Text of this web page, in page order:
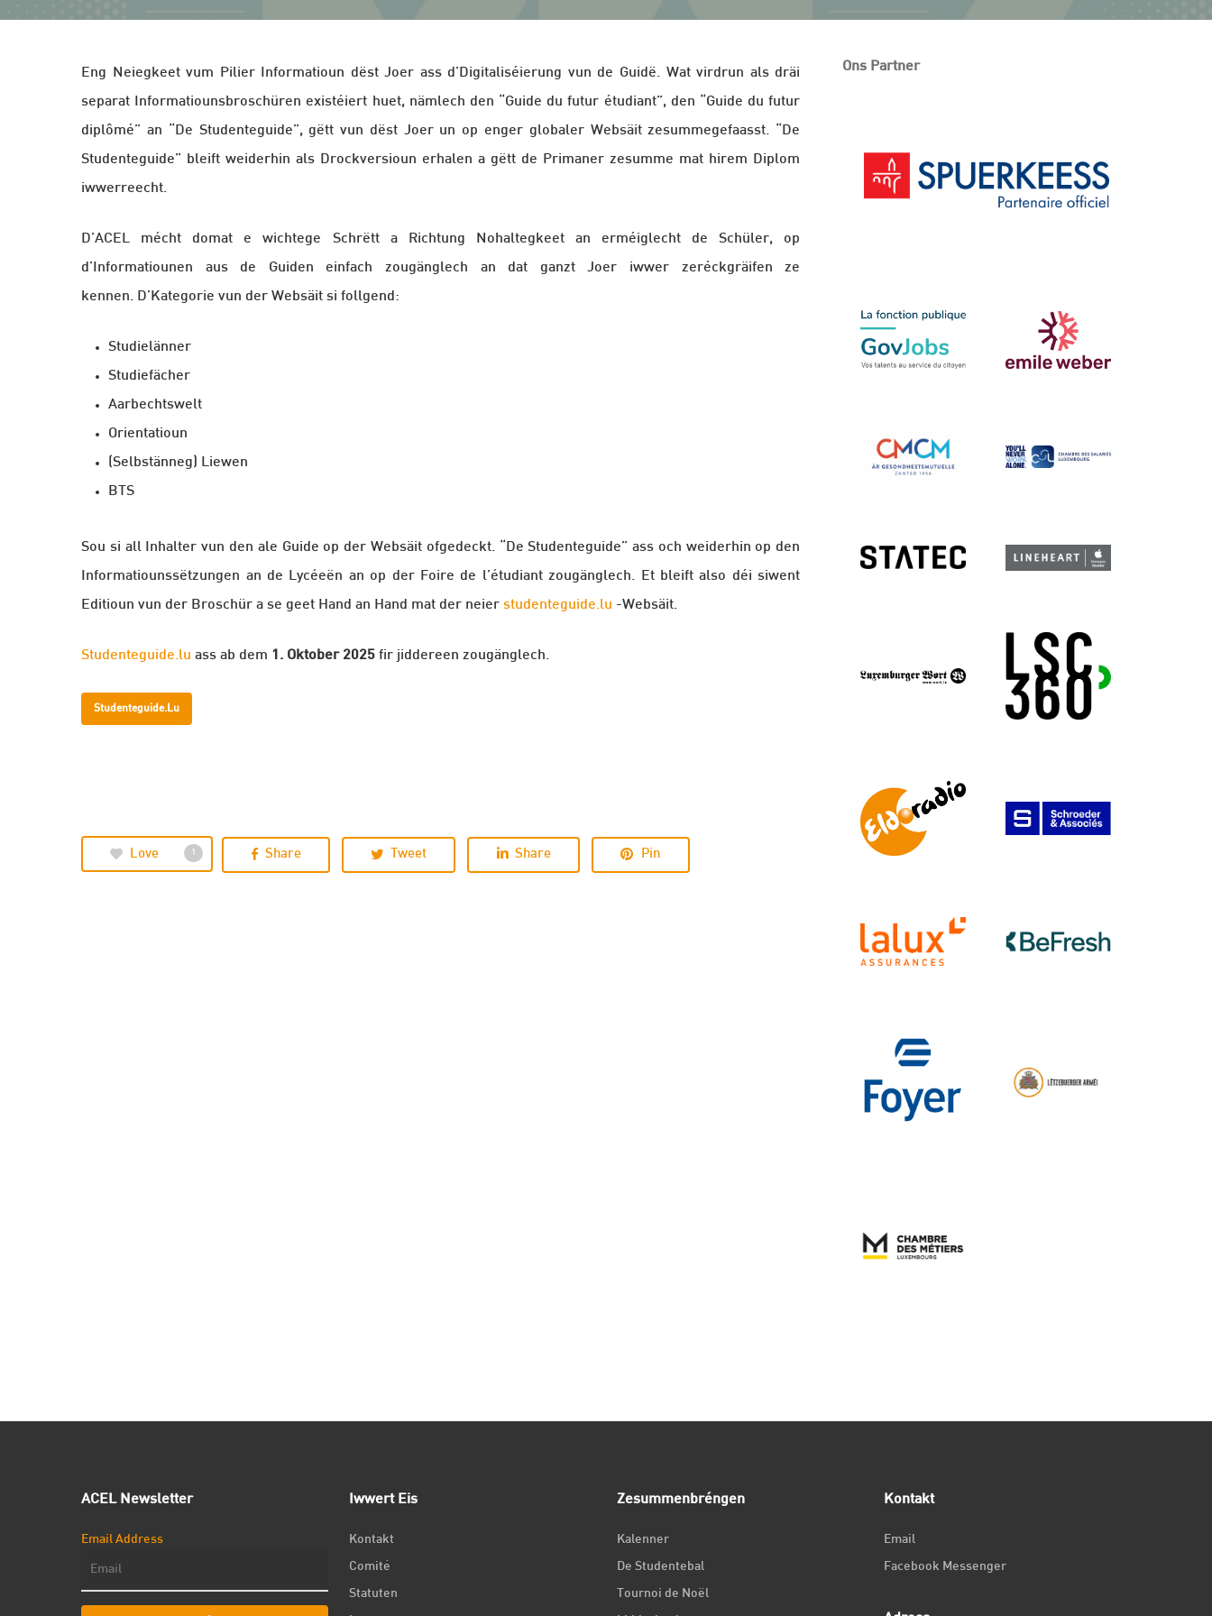
Hit enter to search or ESC to close
Eng Neiegkeet vum Pilier Informatioun dëst Joer ass d’Digitaliséierung vun de Guidë. Wat virdrun als dräi
separat Informatiounsbroschüren existéiert huet, nämlech den “Guide du futur étudiant”, den “Guide du futur
diplômé” an “De Studenteguide”, gëtt vun dëst Joer un op enger globaler Websäit zesummegefaasst. “De
Studenteguide” bleift weiderhin als Drockversioun erhalen a gëtt de Primaner zesumme mat hirem Diplom
iwwerreecht.
D’ACEL mécht domat e wichtege Schrëtt a Richtung Nohaltegkeet an erméiglecht de Schüler, op
d’Informatiounen aus de Guiden einfach zougänglech an dat ganzt Joer iwwer zeréckgräifen ze
kennen. D’Kategorie vun der Websäit si follgend:
Studielänner
Studiefächer
Aarbechtswelt
Orientatioun
(Selbstänneg) Liewen
BTS
Sou si all Inhalter vun den ale Guide op der Websäit ofgedeckt. “De Studenteguide” ass och weiderhin op den
Informatiounssëtzungen an de Lycéeën an op der Foire de l’étudiant zougänglech. Et bleift also déi siwent
Editioun vun der Broschür a se geet Hand an Hand mat der neierstudenteguide.lu -Websäit.
Studenteguide.lu ass ab dem 1. Oktober 2025 fir jiddereen zougänglech.
Studenteguide.lu
Love 1 Share Tweet Share Pin
Ons Partner
ACEL Newsletter
Email Address
Iwwert Eis
Kontakt
Comité
Statuten
Zesummenbréngen
Kalenner
De Studentebal
Tournoi de Noël
Kontakt
Email
Facebook Messenger